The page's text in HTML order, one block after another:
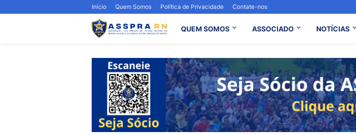
Início Quem Somos Política de Privacidade Contate-nos
QUEM SOMOS ASSOCIADO NOTÍCIAS